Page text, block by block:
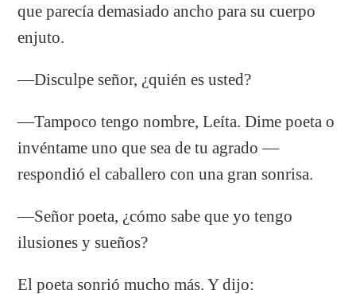
que parecía demasiado ancho para su cuerpo
enjuto.
—Disculpe señor, ¿quién es usted?
—Tampoco tengo nombre, Leíta. Dime poeta o
invéntame uno que sea de tu agrado —
respondió el caballero con una gran sonrisa.
—Señor poeta, ¿cómo sabe que yo tengo
ilusiones y sueños?
El poeta sonrió mucho más. Y dijo: